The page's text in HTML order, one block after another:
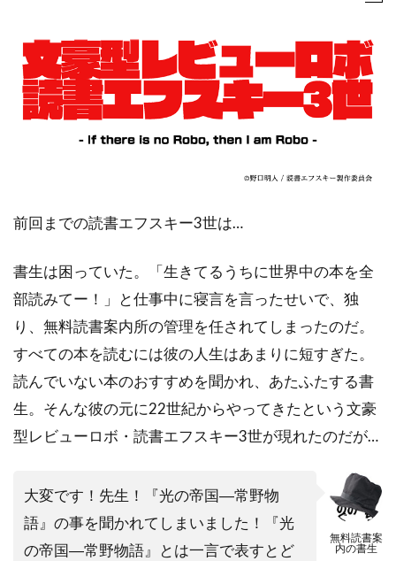
前回までの読書エフスキー3世は…
書生は困っていた。「生きてるうちに世界中の本を全
部読みてー！」と仕事中に寝言を言ったせいで、独
り、無料読書案内所の管理を任されてしまったのだ。
すべての本を読むには彼の人生はあまりに短すぎた。
読んでいない本のおすすめを聞かれ、あたふたする書
生。そんな彼の元に22世紀からやってきたという文豪
型レビューロボ・読書エフスキー3世が現れたのだが…
無料読書案
内の書生
大変です！先生！『光の帝国―常野物
語』の事を聞かれてしまいました！『光
の帝国―常野物語』とは一言で表すとど